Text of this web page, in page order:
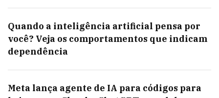
Quando a inteligência artificial pensa por
você? Veja os comportamentos que indicam
dependência
Meta lança agente de IA para códigos para